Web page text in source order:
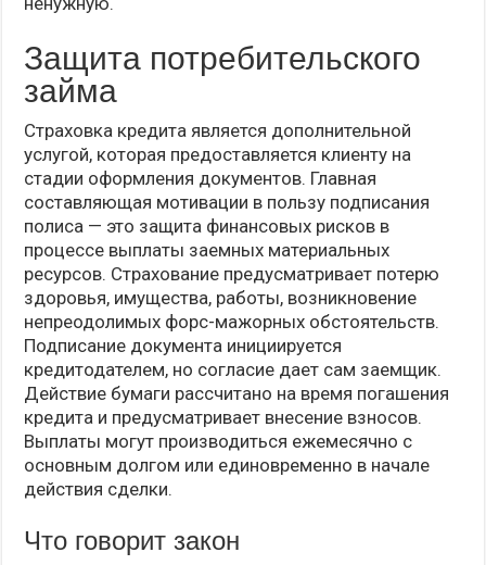
Защита потребительского
займа
Страховка кредита является дополнительной
услугой, которая предоставляется клиенту на
стадии оформления документов. Главная
составляющая мотивации в пользу подписания
полиса — это защита финансовых рисков в
процессе выплаты заемных материальных
ресурсов. Страхование предусматривает потерю
здоровья, имущества, работы, возникновение
непреодолимых форс-мажорных обстоятельств.
Подписание документа инициируется
кредитодателем, но согласие дает сам заемщик.
Действие бумаги рассчитано на время погашения
кредита и предусматривает внесение взносов.
Выплаты могут производиться ежемесячно с
основным долгом или единовременно в начале
действия сделки.
Что говорит закон